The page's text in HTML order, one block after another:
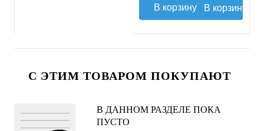
В корзину
С ЭТИМ ТОВАРОМ ПОКУПАЮТ
В ДАННОМ РАЗДЕЛЕ ПОКА
ПУСТО